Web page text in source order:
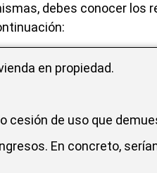
debes conocer los
en propiedad.
cesión de uso que
En concreto,